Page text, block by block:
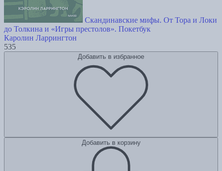
Скандинавские мифы. От Тора и Локи
до Толкина и «Игры престолов». Покетбук
Каролин Ларрингтон
535
Добавить в избранное
Добавить в корзину